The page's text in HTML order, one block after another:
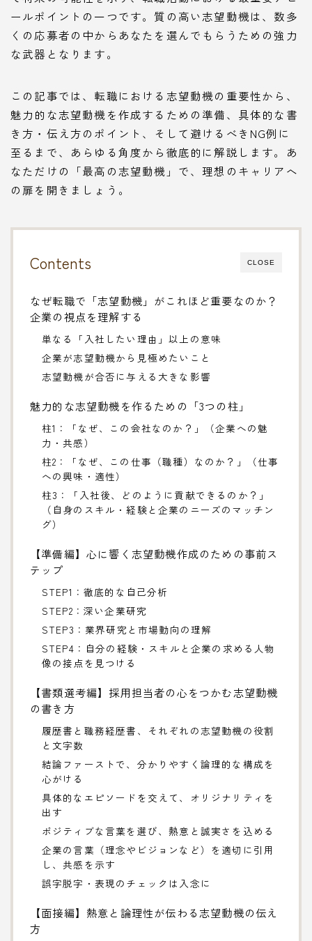
ールポイントの一つです。質の高い志望動機は、数多
くの応募者の中からあなたを選んでもらうための強力
な武器となります。
この記事では、転職における志望動機の重要性から、
魅力的な志望動機を作成するための準備、具体的な書
き方・伝え方のポイント、そして避けるべきNG例に
至るまで、あらゆる角度から徹底的に解説します。あ
なただけの「最高の志望動機」で、理想のキャリアへ
の扉を開きましょう。
CLOSE
Contents
なぜ転職で「志望動機」がこれほど重要なのか？
企業の視点を理解する
単なる「入社したい理由」以上の意味
企業が志望動機から見極めたいこと
志望動機が合否に与える大きな影響
魅力的な志望動機を作るための「3つの柱」
柱1：「なぜ、この会社なのか？」（企業への魅
力・共感）
柱2：「なぜ、この仕事（職種）なのか？」（仕事
への興味・適性）
柱3：「入社後、どのように貢献できるのか？」
（自身のスキル・経験と企業のニーズのマッチン
グ）
【準備編】心に響く志望動機作成のための事前ス
テップ
STEP1：徹底的な自己分析
STEP2：深い企業研究
STEP3：業界研究と市場動向の理解
STEP4：自分の経験・スキルと企業の求める人物
像の接点を見つける
【書類選考編】採用担当者の心をつかむ志望動機
の書き方
履歴書と職務経歴書、それぞれの志望動機の役割
と文字数
結論ファーストで、分かりやすく論理的な構成を
心がける
具体的なエピソードを交えて、オリジナリティを
出す
ポジティブな言葉を選び、熱意と誠実さを込める
企業の言葉（理念やビジョンなど）を適切に引用
し、共感を示す
誤字脱字・表現のチェックは入念に
【面接編】熱意と論理性が伝わる志望動機の伝え
方